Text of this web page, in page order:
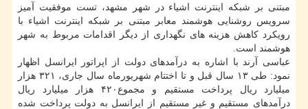
مبتنی بر شبكه اینترنت اشیاء در شهر مشهد، تست موفقیت آمیز
سرویس روشنایی هوشمند معابر مبتنی بر شبكه اینترنت اشیاء با
رویكرد كاهش هزینه های نگهداری از دیگر اقدامات مربوط به شهر
هوشمند است.
عباسی آرند با اشاره به درآمدهای دولت از اپراتور ایرانسل اظهار
نمود: طی ۱۳ سال قبل و تا اختتام شهریورماه سال جاری، ۳۲۱ هزار
میلیارد ریال پرداخت مستقیم و مجموع۴۲۰ هزار میلیارد ریال
درآمدهای مستقیم و غیر مستقیم از ایرانسل به دولت پرداخت شده